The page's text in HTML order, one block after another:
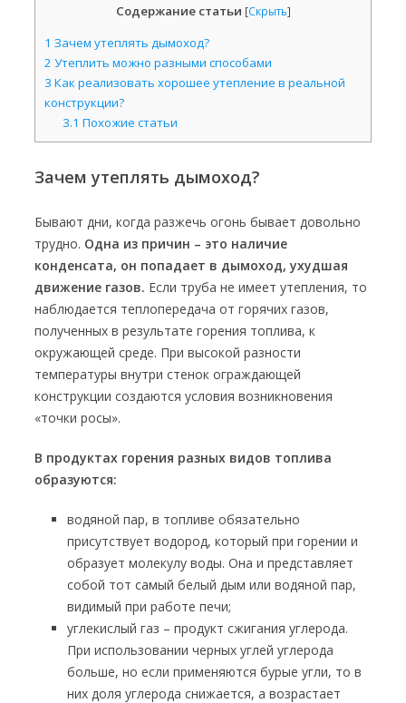
Содержание статьи [Скрыть]
1 Зачем утеплять дымоход?
2 Утеплить можно разными способами
3 Как реализовать хорошее утепление в реальной
конструкции?
3.1 Похожие статьи
Зачем утеплять дымоход?
Бывают дни, когда разжечь огонь бывает довольно
трудно. Одна из причин – это наличие
конденсата, он попадает в дымоход, ухудшая
движение газов. Если труба не имеет утепления, то
наблюдается теплопередача от горячих газов,
полученных в результате горения топлива, к
окружающей среде. При высокой разности
температуры внутри стенок ограждающей
конструкции создаются условия возникновения
«точки росы».
В продуктах горения разных видов топлива
образуются:
водяной пар, в топливе обязательно
присутствует водород, который при горении и
образует молекулу воды. Она и представляет
собой тот самый белый дым или водяной пар,
видимый при работе печи;
углекислый газ – продукт сжигания углерода.
При использовании черных углей углерода
больше, но если применяются бурые угли, то в
них доля углерода снижается, а возрастает